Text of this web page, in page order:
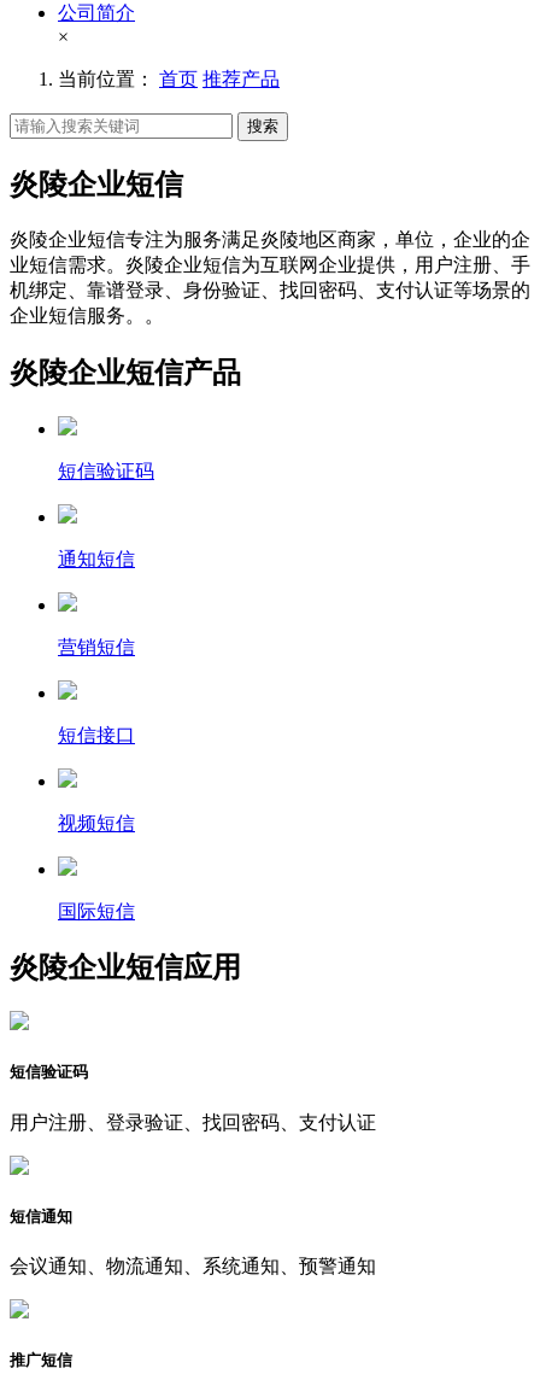
公司简介
×
当前位置： 首页 推荐产品
搜索
炎陵企业短信
炎陵企业短信专注为服务满足炎陵地区商家，单位，企业的企
业短信需求。炎陵企业短信为互联网企业提供，用户注册、手
机绑定、靠谱登录、身份验证、找回密码、支付认证等场景的
企业短信服务。。
炎陵企业短信产品
短信验证码
通知短信
营销短信
短信接口
视频短信
国际短信
炎陵企业短信应用
短信验证码
用户注册、登录验证、找回密码、支付认证
短信通知
会议通知、物流通知、系统通知、预警通知
推广短信